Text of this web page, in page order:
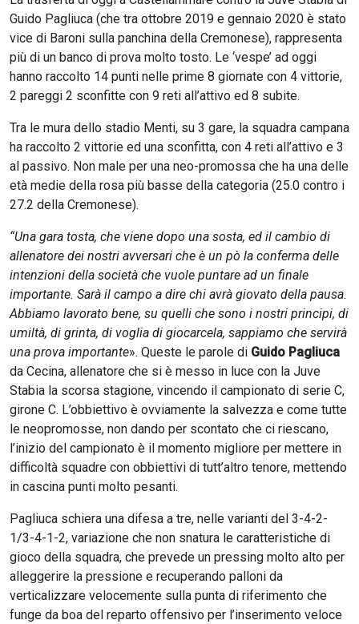
Guido Pagliuca (che tra ottobre 2019 e gennaio 2020 è stato
vice di Baroni sulla panchina della Cremonese), rappresenta
più di un banco di prova molto tosto. Le ‘vespe’ ad oggi
hanno raccolto 14 punti nelle prime 8 giornate con 4 vittorie,
2 pareggi 2 sconfitte con 9 reti all’attivo ed 8 subite.
Tra le mura dello stadio Menti, su 3 gare, la squadra campana
ha raccolto 2 vittorie ed una sconfitta, con 4 reti all’attivo e 3
al passivo. Non male per una neo-promossa che ha una delle
età medie della rosa più basse della categoria (25.0 contro i
27.2 della Cremonese).
“Una gara tosta, che viene dopo una sosta, ed il cambio di
allenatore dei nostri avversari che è un pò la conferma delle
intenzioni della società che vuole puntare ad un finale
importante. Sarà il campo a dire chi avrà giovato della pausa.
Abbiamo lavorato bene, su quelli che sono i nostri principi, di
umiltà, di grinta, di voglia di giocarcela, sappiamo che servirà
una prova importante». Queste le parole di Guido Pagliuca
da Cecina, allenatore che si è messo in luce con la Juve
Stabia la scorsa stagione, vincendo il campionato di serie C,
girone C. L’obbiettivo è ovviamente la salvezza e come tutte
le neopromosse, non dando per scontato che ci riescano,
l’inizio del campionato è il momento migliore per mettere in
difficoltà squadre con obbiettivi di tutt’altro tenore, mettendo
in cascina punti molto pesanti.
Pagliuca schiera una difesa a tre, nelle varianti del 3-4-2-
1/3-4-1-2, variazione che non snatura le caratteristiche di
gioco della squadra, che prevede un pressing molto alto per
alleggerire la pressione e recuperando palloni da
verticalizzare velocemente sulla punta di riferimento che
funge da boa del reparto offensivo per l’inserimento veloce